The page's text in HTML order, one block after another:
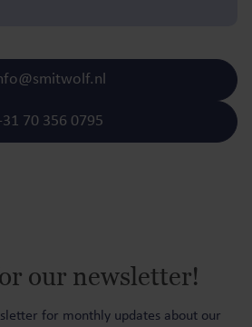
70 356 0795
our newsletter!
for monthly updates about our